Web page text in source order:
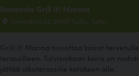
Ravintola Grill It! Marina
Linnankatu 32, 20100 Turku , Turku
Grill it! Marina toivottaa koirat
terassilleen. Talvisaikaan koira on
jättää ulkoterassille katoksen alle.